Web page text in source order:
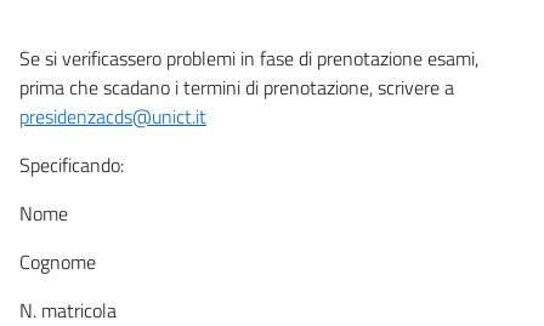
Se si verificassero problemi in fase di prenotazione esami,
prima che scadano i termini di prenotazione, scrivere a
presidenzacds@unict.it
Specificando:
Nome
Cognome
N. matricola